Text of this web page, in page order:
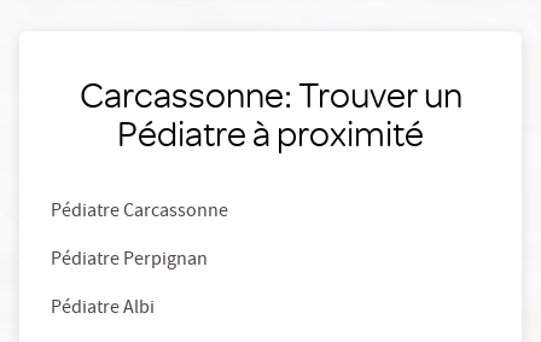
Carcassonne: Trouver un
Pédiatre à proximité
Pédiatre Carcassonne
Pédiatre Perpignan
Pédiatre Albi